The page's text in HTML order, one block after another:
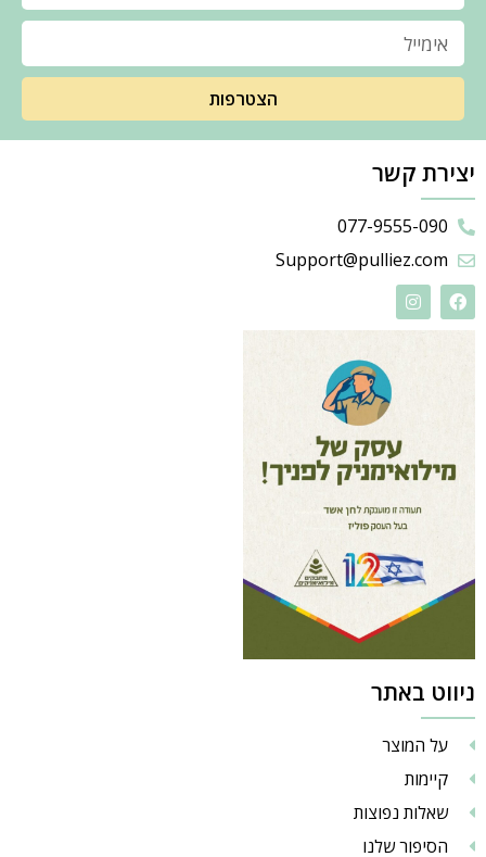
הצטרפות
יצירת קשר
077-9555-090
Support@pulliez.com
ניווט באתר
על המוצר
קיימות
שאלות נפוצות
הסיפור שלנו